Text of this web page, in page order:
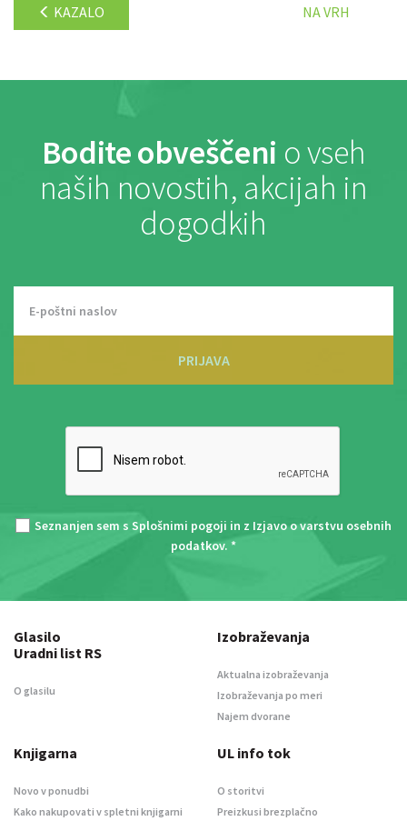
KAZALO NA VRH
Bodite obveščeni o vseh
naših novostih, akcijah in
dogodkih
PRIJAVA
Seznanjen sem s Splošnimi pogoji in z Izjavo o varstvu osebnih
podatkov. *
Glasilo
Uradni list RS
O glasilu
Izobraževanja
Aktualna izobraževanja
Izobraževanja po meri
Najem dvorane
Knjigarna
Novo v ponudbi
Kako nakupovati v spletni knjigarni
UL info tok
O storitvi
Preizkusi brezplačno